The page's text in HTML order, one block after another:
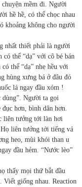
mềm đi. Người
hề hề, có thể chọc nhau
khoảng không cho người
nhất thiết phải là người
thể “dạ” với cô bé bán
thể “dạ” nhẹ hều với
hùng xưng bá ở đâu đó
lá ngay đầu xóm !
dùng”. Người ta gọi
hơn, bình dân hơn.
liên tưởng tới làn hơi
liên tưởng tới tiếng vá
heo, mùi khói than u
đầu hẻm. “Nước lèo”
thấy mọi thứ bắt đầu
Viết giống nhau. Reaction